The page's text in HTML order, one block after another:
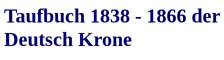
Taufbuch 1838 - 1866
Deutsch Krone